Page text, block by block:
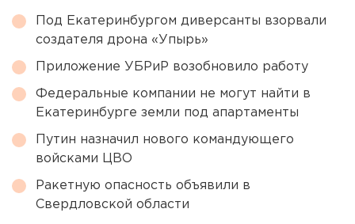
Под Екатеринбургом диверсанты взорвали
создателя дрона «Упырь»
Приложение УБРиР возобновило работу
Федеральные компании не могут найти в
Екатеринбурге земли под апартаменты
Путин назначил нового командующего
войсками ЦВО
Ракетную опасность объявили в
Свердловской области